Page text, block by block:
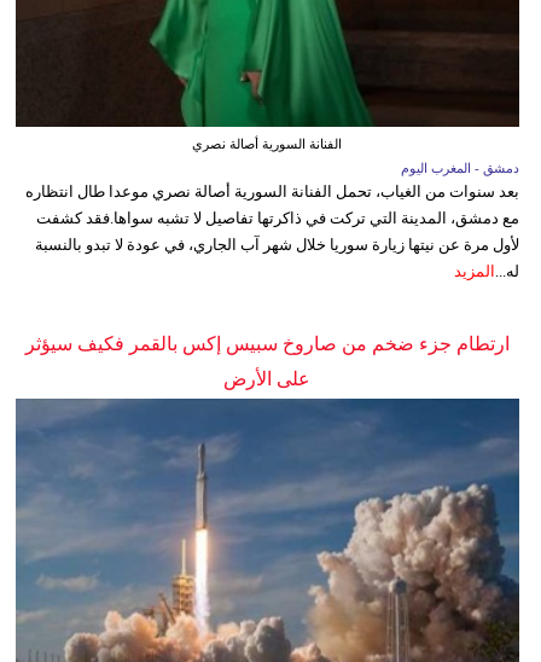
الفنانة السورية أصالة نصري
دمشق - المغرب اليوم
بعد سنوات من الغياب، تحمل الفنانة السورية أصالة نصري موعدا طال انتظاره
مع دمشق، المدينة التي تركت في ذاكرتها تفاصيل لا تشبه سواها.فقد كشفت
لأول مرة عن نيتها زيارة سوريا خلال شهر آب الجاري، في عودة لا تبدو بالنسبة
له...
المزيد
ارتطام جزء ضخم من صاروخ سبيس إكس بالقمر فكيف سيؤثر
على الأرض